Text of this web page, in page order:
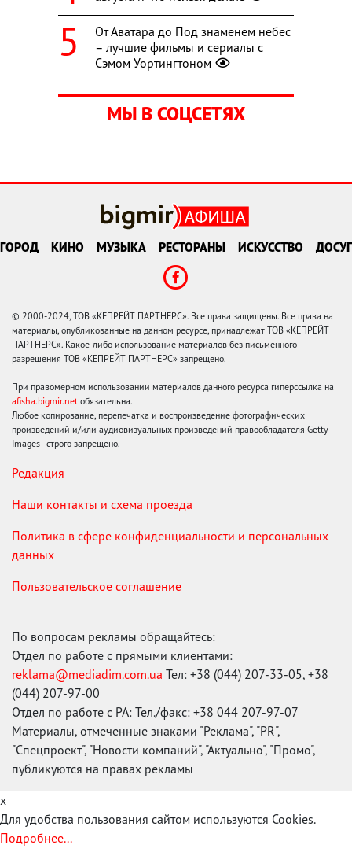
От Аватара до Под знаменем небес
– лучшие фильмы и сериалы с
Сэмом Уортингтоном
МЫ В СОЦСЕТЯХ
ГОРОД КИНО МУЗЫКА РЕСТОРАНЫ ИСКУССТВО ДОСУГ
© 2000-2024, ТОВ «КЕПРЕЙТ ПАРТНЕРС». Все права защищены. Все права на
материалы, опубликованные на данном ресурсе, принадлежат ТОВ «КЕПРЕЙТ
ПАРТНЕРС». Какое-либо использование материалов без письменного
разрешения ТОВ «КЕПРЕЙТ ПАРТНЕРС» запрещено.
При правомерном использовании материалов данного ресурса гиперссылка на
afisha.bigmir.net обязательна.
Любое копирование, перепечатка и воспроизведение фотографических
произведений и/или аудиовизуальных произведений правообладателя Getty
Images - строго запрещено.
Редакция
Наши контакты и схема проезда
Политика в сфере конфиденциальности и персональных
данных
Пользовательское соглашение
По вопросам рекламы обращайтесь:
Отдел по работе с прямыми клиентами:
reklama@mediadim.com.ua Тел: +38 (044) 207-33-05, +38
(044) 207-97-00
Отдел по работе с РА: Тел./факс: +38 044 207-97-07
Материалы, отмеченные знаками "Реклама", "PR",
"Спецпроект", "Новости компаний", "Актуально", "Промо",
публикуются на правах рекламы
x
Для удобства пользования сайтом используются Cookies.
Подробнее...